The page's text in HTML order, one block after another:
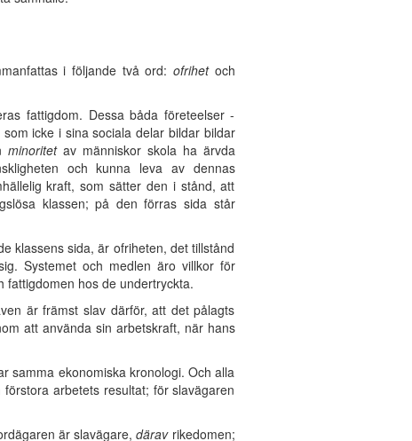
i följande två ord: ofrihetoch
fattigdom. Dessa båda företeelser -
icke i sina sociala delar bildar bildar
minoritetav människor skola ha ärvda
och kunna leva av dennas
kraft, som sätter den i stånd, att
klassen; på den förras sida står
klassens sida, är ofriheten, det tillstånd
Systemet och medlen äro villkor för
fattigdomen hos de undertryckta.
är främst slav därför, att det pålagts
att använda sin arbetskraft, när hans
samma ekonomiska kronologi. Och alla
arbetets resultat; för slavägaren
är slavägare,däravrikedomen;